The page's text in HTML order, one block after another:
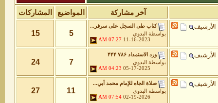
آخر مشاركة المواضيع المشاركات
الأرشيف
كتاب طى السجل على سرفر...
بواسطة
البدوي
11-16-2023
07:27 AM
5
15
الأرشيف
ورد الاستمداد ۷۸۶ ۴۴۴
بواسطة
البدوي
05-17-2025
04:23 AM
7
24
الأرشيف
صلاة الجاه للإمام محمد أبي...
بواسطة
البدوي
02-19-2026
07:54 AM
11
27